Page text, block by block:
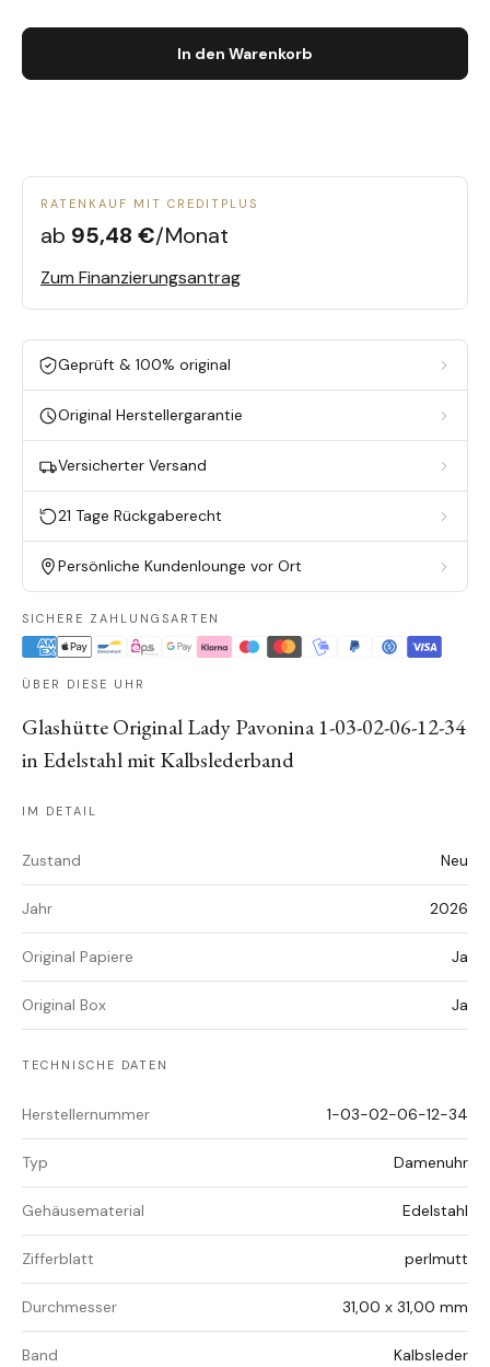
In den Warenkorb
RATENKAUF MIT CREDITPLUS
ab 95,48 €/Monat
Zum Finanzierungsantrag
Geprüft & 100% original
Original Herstellergarantie
Versicherter Versand
21 Tage Rückgaberecht
Persönliche Kundenlounge vor Ort
SICHERE ZAHLUNGSARTEN
ÜBER DIESE UHR
Glashütte Original Lady Pavonina 1-03-02-06-12-34
in Edelstahl mit Kalbslederband
IM DETAIL
Zustand Neu
Jahr 2026
Original Papiere Ja
Original Box Ja
TECHNISCHE DATEN
Herstellernummer 1-03-02-06-12-34
Typ Damenuhr
Gehäusematerial Edelstahl
Zifferblatt perlmutt
Durchmesser 31,00 x 31,00 mm
Band Kalbsleder